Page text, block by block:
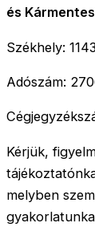
és
Székhely:
Adószám:
Kérjük,
melyben